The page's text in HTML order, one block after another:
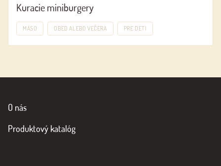
Kuracie miniburgery
MÄSO OBED ALEBO VEČERA PRE DETI
O nás
Produktový katalóg